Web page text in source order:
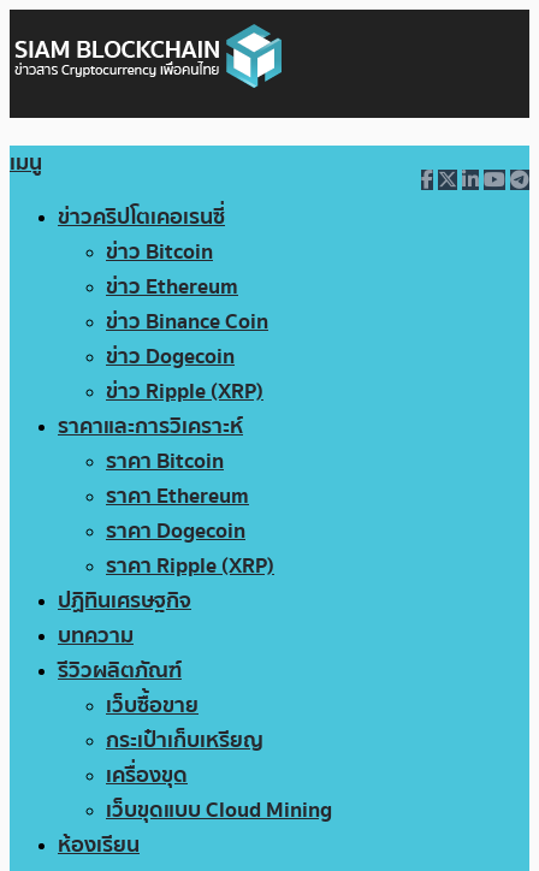
เมนู
ข่าวคริปโตเคอเรนซี่
ข่าว Bitcoin
ข่าว Ethereum
ข่าว Binance Coin
ข่าว Dogecoin
ข่าว Ripple (XRP)
ราคาและการวิเคราะห์
ราคา Bitcoin
ราคา Ethereum
ราคา Dogecoin
ราคา Ripple (XRP)
ปฏิทินเศรษฐกิจ
บทความ
รีวิวผลิตภัณฑ์
เว็บซื้อขาย
กระเป๋าเก็บเหรียญ
เครื่องขุด
เว็บขุดแบบ Cloud Mining
ห้องเรียน